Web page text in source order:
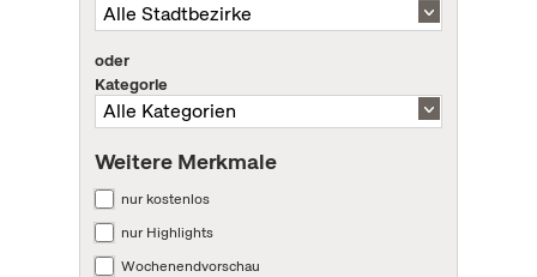
oder
Kategorie
Weitere Merkmale
nur kostenlos
nur Highlights
Wochenendvorschau